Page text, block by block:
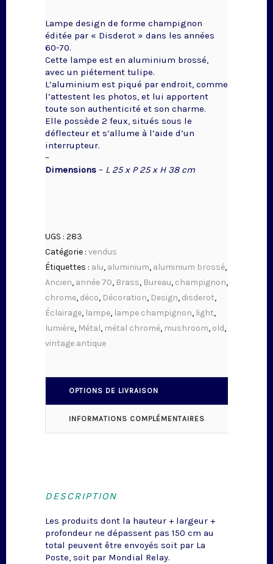
Lampe design de forme champignon
éditée par « Disderot » dans les années
60-70.
Cette lampe est en aluminium brossé,
avec un piétement tulipe.
L’aluminium est piqué par endroit, comme
l’attestent les photos, et lui apportent
toute son authenticité et son charme.
Elle possède 2 feux, situés sous le
déflecteur et s’allume à l’aide d’un
interrupteur.
–
Dimensions – L 25 x P 25 x H 38 cm
UGS : 283
Catégorie : vendus
Étiquettes : alu, aluminium, aluminium brossé,
Ancien, année 70, Brass, Bureau, champignon,
chrome, déco, Décoration, Design, disderot,
Éclairage, lampe, lampe champignon, light,
lumière, Métal, métal chromé, mushroom, old,
vintage antique
OPTIONS DE LIVRAISON
INFORMATIONS COMPLÉMENTAIRES
DESCRIPTION
Les produits dont la hauteur + largeur +
profondeur ne dépassent pas 150 cm au
total peuvent être envoyés soit par La
Poste, soit par Mondial Relay.